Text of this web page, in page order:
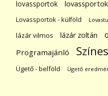
lovassportok
Lovassportok - külföld
lázár vilmos lázár zoltán
Programajánló
Ügető - belföld Ügető